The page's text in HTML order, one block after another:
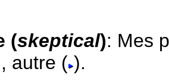
(skeptical): Mes
autre ( ).